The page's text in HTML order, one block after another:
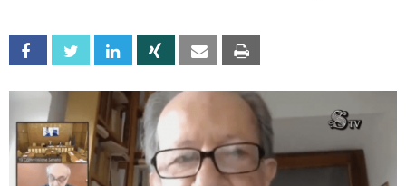
Facebook Twitter Linkedin Xing Email